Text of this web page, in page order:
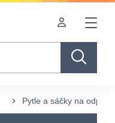
Pytle a sáčky na odpad